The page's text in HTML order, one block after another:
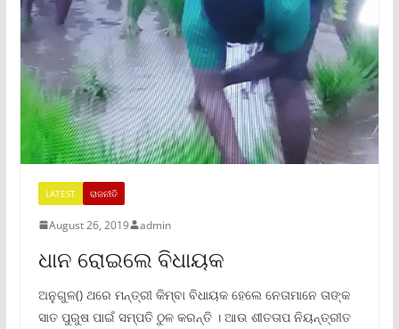
LATEST ରାଜନୀତି
August 26, 2019 admin
ଧାନ ରୋଇଲେ ବିଧାୟକ
ଅନୁଗୁଳ() ଥରେ ମନ୍ତ୍ରୀ କିମ୍ବା ବିଧାୟକ ହେଲେ ନେତାମାନେ ତାଙ୍କ
ସାତ ପୁରୁଷ ପାଇଁ ସମ୍ପତି ଠୁଳ କରନ୍ତି । ଆଉ ଶୀତତାପ ନିୟନ୍ତ୍ରୀତ